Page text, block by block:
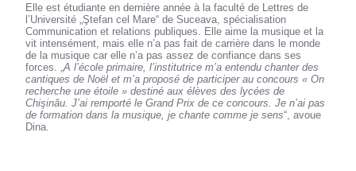
Elle est étudiante en dernière année à la faculté de Lettres de
l’Université „Ştefan cel Mare“ de Suceava, spécialisation
Communication et relations publiques. Elle aime la musique et la
vit intensément, mais elle n’a pas fait de carrière dans le monde
de la musique car elle n’a pas assez de confiance dans ses
forces. „A l’école primaire, l’institutrice m’a entendu chanter des
cantiques de Noël et m’a proposé de participer au concours « On
recherche une étoile » destiné aux élèves des lycées de
Chişinău. J’ai remporté le Grand Prix de ce concours. Je n’ai pas
de formation dans la musique, je chante comme je sens“, avoue
Dina.